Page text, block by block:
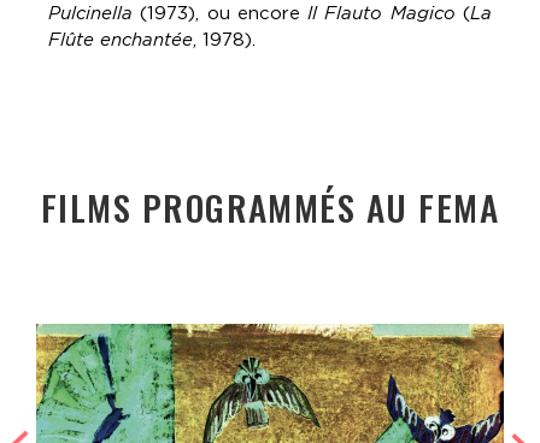
Pulcinella (1973), ou encoreIl Flauto Magico (La
Flûte enchantée, 1978).
FILMS PROGRAMMÉS AU FEMA